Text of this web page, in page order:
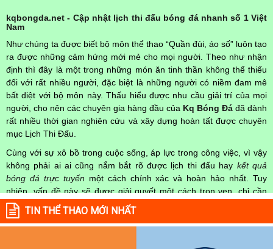
kqbongda.net - Cập nhật lịch thi đấu bóng đá nhanh số 1 Việt
Nam
Như chúng ta được biết bộ môn thể thao “Quần đùi, áo số” luôn tạo
ra được những cảm hứng mới mẻ cho mọi người. Theo như nhận
định thì đây là một trong những món ăn tinh thần không thể thiếu
đối với rất nhiều người, đặc biệt là những người có niềm đam mê
bất diệt với bộ môn này. Thấu hiểu được nhu cầu giải trí của mọi
người, cho nên các chuyên gia hàng đầu của Kq Bóng Đá đã dành
rất nhiều thời gian nghiên cứu và xây dựng hoàn tất được chuyên
mục Lịch Thi Đấu.
Cùng với sự xô bồ trong cuộc sống, áp lực trong công việc, vì vậy
không phải ai ai cũng nắm bắt rõ được lịch thi đấu hay kết quả
bóng đá trực tuyến một cách chính xác và hoàn hảo nhất. Tuy
nhiên, vấn đề này sẽ được giải quyết một cách trọn vẹn, chỉ cần
truy cập vào chuyên mục
Lịch Thi Đấu
mọi người hoàn toàn nắm rõ được chính xác về thời gian các trận
đấu bóng đá Việt Nam hay trên Thế giới diễn ra trong thời gian sắp
TIN THỂ THAO MỚI NHẤT